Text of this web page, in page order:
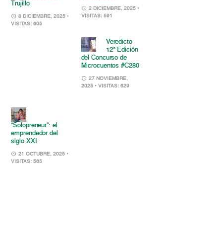
Trujillo
8 DICIEMBRE, 2025 •
VISITAS: 605
2 DICIEMBRE, 2025 •
VISITAS: 591
Veredicto
12° Edición
del Concurso de
Microcuentos #C280
27 NOVIEMBRE,
2025 • VISITAS: 629
“Solopreneur”: el
emprendedor del
siglo XXI
21 OCTUBRE, 2025 •
VISITAS: 565